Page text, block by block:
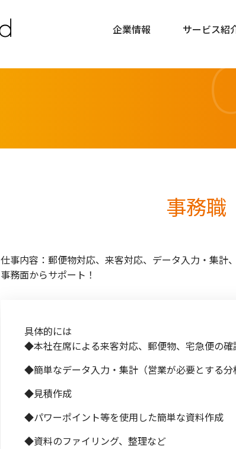
企業情報 サービス紹
事務職
仕事内容：郵便物対応、来客対応、データ入力・集
事務面からサポート！
具体的には
◆本社在席による来客対応、郵便物、宅急便の
◆簡単なデータ入力・集計（営業が必要とする分
◆見積作成
◆パワーポイント等を使用した簡単な資料作成
◆資料のファイリング、整理など